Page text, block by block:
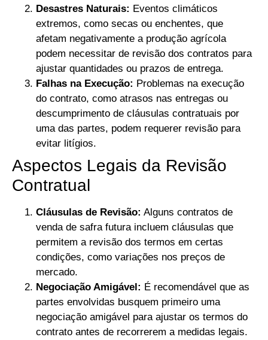
Desastres Naturais: Eventos climáticos
extremos, como secas ou enchentes, que
afetam negativamente a produção agrícola
podem necessitar de revisão dos contratos para
ajustar quantidades ou prazos de entrega.
Falhas na Execução: Problemas na execução
do contrato, como atrasos nas entregas ou
descumprimento de cláusulas contratuais por
uma das partes, podem requerer revisão para
evitar litígios.
Aspectos Legais da Revisão
Contratual
Cláusulas de Revisão: Alguns contratos de
venda de safra futura incluem cláusulas que
permitem a revisão dos termos em certas
condições, como variações nos preços de
mercado.
Negociação Amigável: É recomendável que as
partes envolvidas busquem primeiro uma
negociação amigável para ajustar os termos do
contrato antes de recorrerem a medidas legais.